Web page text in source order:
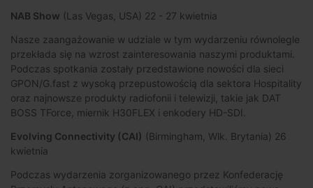
NAB Show (Las Vegas, USA) 22 - 27 kwietnia
Nasze zaangażowanie w udziale w tym wydarzeniu równolegle
przekłada się na wzrost zainteresowania naszymi produktami.
Podczas spotkania zostały przedstawione nowości dla sieci
GPON/G.fast z wysoką przepustowością dla sektora Hospitality
oraz najnowsze produkty radiofonii i telewizji, takie jak DAT
BOSS TForce, miernik H30FLEX i enkodery HD-SDI.
Evolving Connectivity (CAI) (Birmingham, Wlk. Brytania) 26
kwietnia
Podczas wydarzenia zorganizowanego przez Konfederację